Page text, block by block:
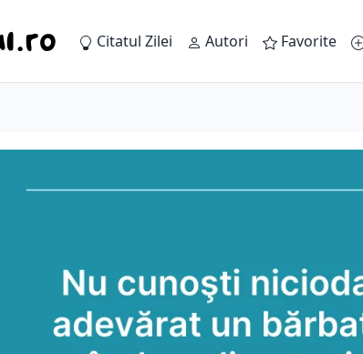
Citatul Zilei Autori Favorite